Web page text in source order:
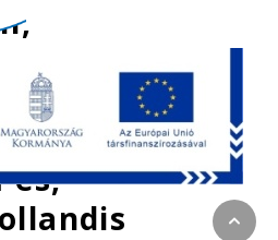
nélkül,
4" -
es,